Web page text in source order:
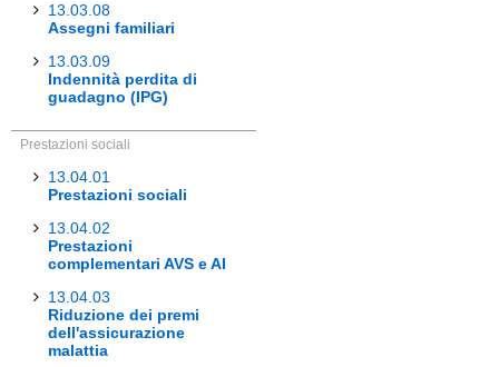
13.03.08
Assegni familiari
13.03.09
Indennità perdita di
guadagno (IPG)
Prestazioni sociali
13.04.01
Prestazioni sociali
13.04.02
Prestazioni
complementari AVS e AI
13.04.03
Riduzione dei premi
dell'assicurazione
malattia